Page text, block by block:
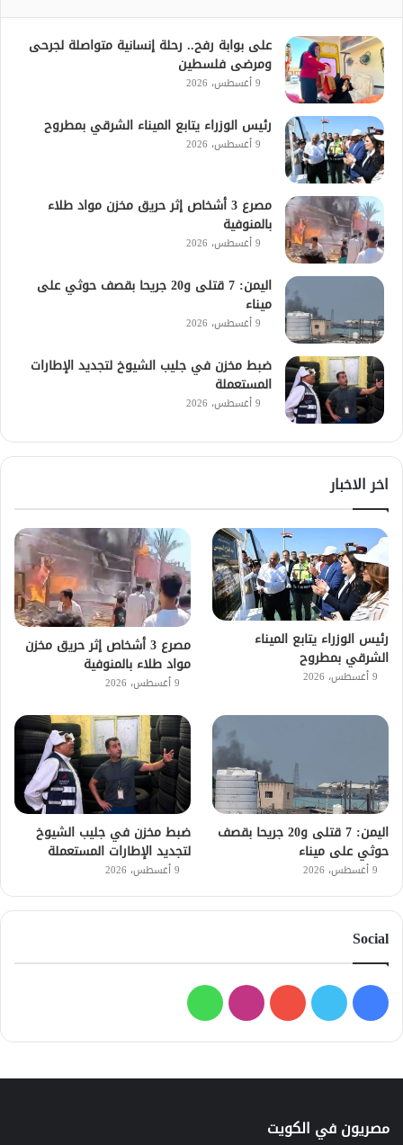
على بوابة رفح.. رحلة إنسانية متواصلة لجرحى
ومرضى فلسطين
9 أغسطس، 2026
رئيس الوزراء يتابع الميناء الشرقي بمطروح
9 أغسطس، 2026
مصرع 3 أشخاص إثر حريق مخزن مواد طلاء
بالمنوفية
9 أغسطس، 2026
اليمن: 7 قتلى و20 جريحا بقصف حوثي على
ميناء
9 أغسطس، 2026
ضبط مخزن في جليب الشيوخ لتجديد الإطارات
المستعملة
9 أغسطس، 2026
اخر الاخبار
رئيس الوزراء يتابع الميناء
الشرقي بمطروح
9 أغسطس، 2026
مصرع 3 أشخاص إثر حريق مخزن
مواد طلاء بالمنوفية
9 أغسطس، 2026
اليمن: 7 قتلى و20 جريحا بقصف
حوثي على ميناء
9 أغسطس، 2026
ضبط مخزن في جليب الشيوخ
لتجديد الإطارات المستعملة
9 أغسطس، 2026
Social
فيسبوك
تويتر يوتيوبانستقرامواتساب
مصريون في الكويت